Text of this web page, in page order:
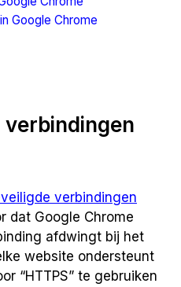
Google Chrome
verbindingen
dat Google Chrome
afdwingt bij het
website ondersteunt
“HTTPS” te gebruiken